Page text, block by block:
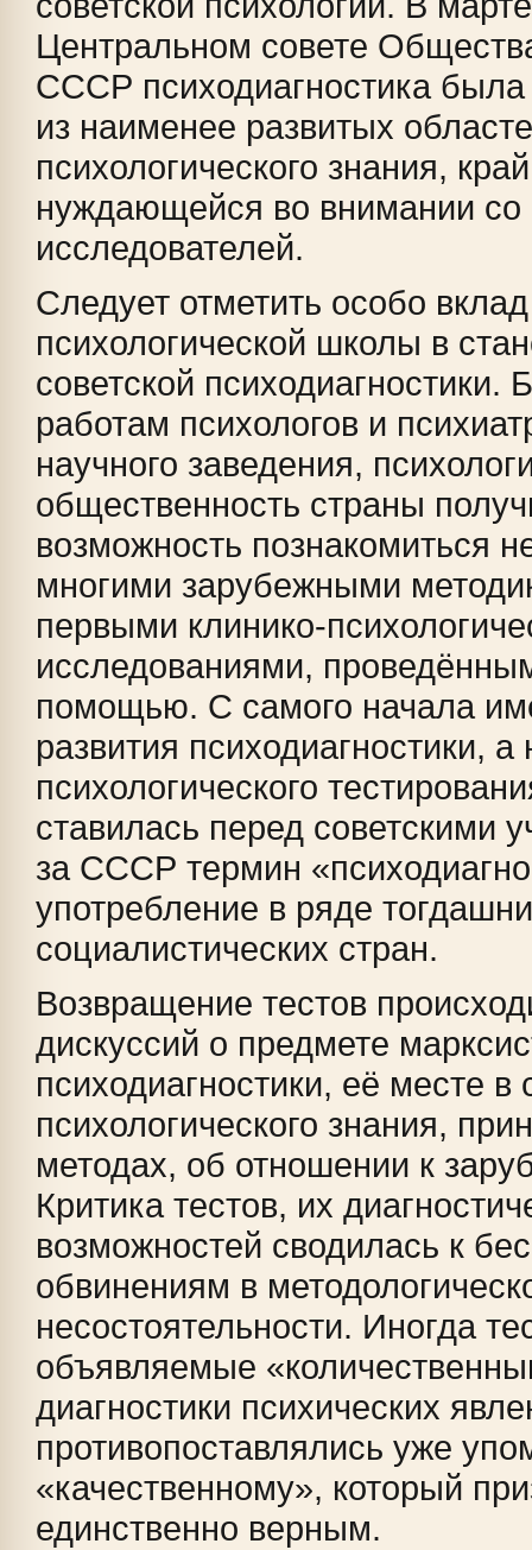
Центральном совете
СССР психодиагностика была
из наименее развитых
психологического знания,
нуждающейся во внимании со
исследователей.
Следует отметить особо
психологической школы в
советской психодиагностики.
работам психологов и
научного заведения,
общественность страны
возможность познакомиться
многими зарубежными
первыми клинико-
исследованиями,
помощью. С самого начала
развития психодиагностики, а
психологического
ставилась перед советскими
за СССР термин
употребление в ряде
социалистических стран.
Возвращение тестов
дискуссий о предмете
психодиагностики, её месте в
психологического знания,
методах, об отношении к
Критика тестов, их
возможностей сводилась к
обвинениям в
несостоятельности. Иногда
объявляемые
диагностики психических
противопоставлялись уже
«качественному», который
единственно верным.